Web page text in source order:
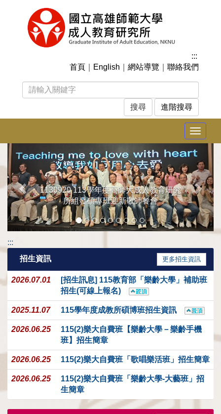
:::
首頁
English 網站導覽 聯絡我們
進階搜尋
Toggle
1130920 113學年度高師大成人教育研究
所組發碩專班迎新敬師餐會
上
一
張
下
一
張
:::
招生資訊
更多招生資訊
2026.07.01
[招生訊息] 115教育部「樂齡大學」補助班
招生(可線上報名)
2025.11.07 115學年度成教所碩博班招⽣資訊
2026.06.25
115(2)樂大自費班【樂齡大學－樂齡手機
班】招生簡章
2026.06.25 115(2)樂大自費班「歌唱樂活班」招生簡章
2026.06.25
115(2)樂大自費班「樂齡大學-大藝班」招
生簡章